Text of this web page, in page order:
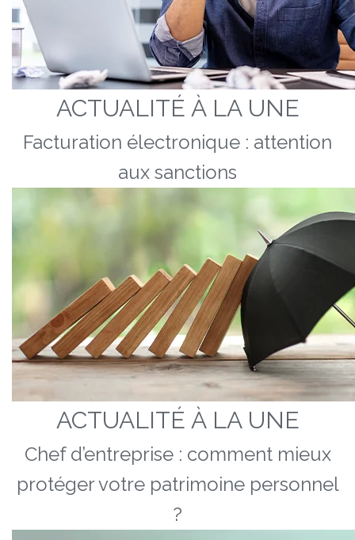
ACTUALITÉ À LA UNE
Facturation électronique : attention
aux sanctions
ACTUALITÉ À LA UNE
Chef d’entreprise : comment mieux
protéger votre patrimoine personnel
?